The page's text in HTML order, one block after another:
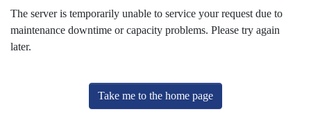
The server is temporarily unable to service your request due to
maintenance downtime or capacity problems. Please try again
later.
Take me to the home page